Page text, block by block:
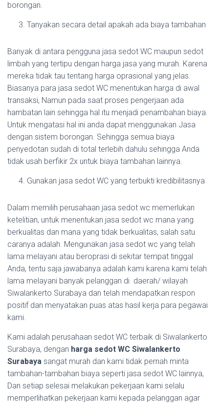
borongan.
Tanyakan secara detail apakah ada biaya tambahan
Banyak di antara pengguna jasa sedot WC maupun sedot
limbah yang tertipu dengan harga jasa yang murah. Karena
mereka tidak tau tentang harga oprasional yang jelas.
Biasanya para jasa sedot WC menentukan harga di awal
transaksi, Namun pada saat proses pengerjaan ada
hambatan lain sehingga hal itu menjadi penambahan biaya.
Untuk mengatasi hal ini anda dapat menggunakan Jasa
dengan sistem borongan. Sehingga semua biaya
penyedotan sudah di total terlebih dahulu sehingga Anda
tidak usah berfikir 2x untuk biaya tambahan lainnya.
Gunakan jasa sedot WC yang terbukti kredibilitasnya
Dalam memilih perusahaan jasa sedot wc memerlukan
ketelitian, untuk menentukan jasa sedot wc mana yang
berkualitas dan mana yang tidak berkualitas, salah satu
caranya adalah. Mengunakan jasa sedot wc yang telah
lama melayani atau beroprasi di sekitar tempat tinggal
Anda, tentu saja jawabanya adalah kami karena kami telah
lama melayani banyak pelanggan di daerah/ wilayah
Siwalankerto Surabaya dan telah mendapatkan respon
positif dan menyatakan puas atas hasil kerja para pegawai
kami.
Kami adalah perusahaan sedot WC terbaik di Siwalankerto
Surabaya, dengan harga sedot WC Siwalankerto
Surabaya sangat murah dan kami tidak pernah minta
tambahan-tambahan biaya seperti jasa sedot WC lainnya,
Dan setiap selesai melakukan pekerjaan kami selalu
memperlihatkan pekerjaan kami kepada pelanggan agar